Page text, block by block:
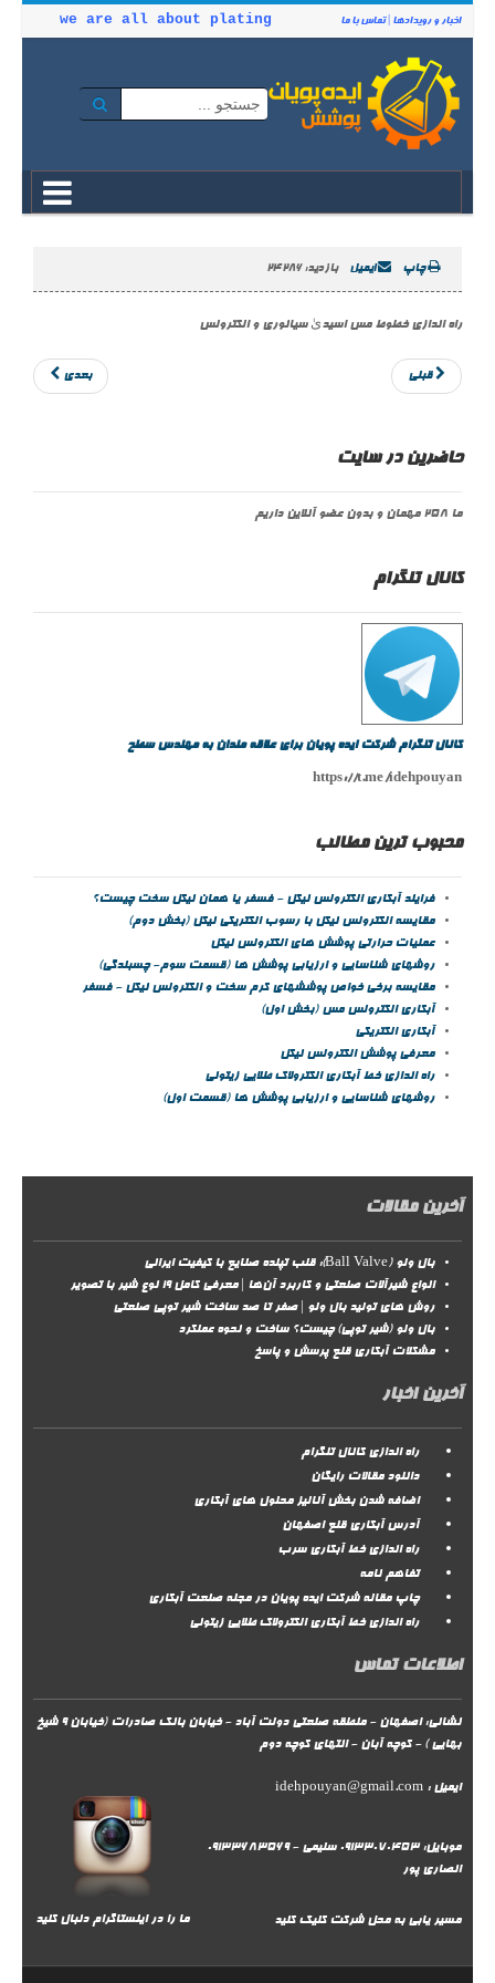
اخبار و رویدادها |تماس با ما we are all about plating
بازدید: 24286 چاپ ایمیل
راه اندازی خطوط مس اسیدیٰ سیانوری و الکترولس
قبلی بعدی
حاضرین در سایت
ما 258 مهمان و بدون عضو آنلاین داریم
کانال تلگرام
کانال تلگرام شرکت ایده پویان برای علاقه مندان به مهندس سطح
https://t.me/idehpouyan
محبوب ترین مطالب
فرایند آبکاری الکترولس نیکل - فسفر یا همان نیکل سخت چیست؟
مقايسه الکترولس نيکل با رسوب الکتريکی نيکل (بخش دوم)
عمليات حرارتي پوشش هاي الکترولس نيکل
روشهای شناسایی و ارزیابی پوشش ها (قسمت سوم- چسبندگی)
مقايسه برخي خواص پوششهاي كرم سخت و الكترولس نيكل - فسفر
آبکاری الکترولس مس (بخش اول)
آبکاری الکتریکی
معرفی پوشش الکترولس نیکل
راه اندازی خط آبکاری الکترولاک طلایی زیتونی
روشهای شناسایی و ارزیابی پوشش ها (قسمت اول)
آخرین مقالات
بال ولو (Ball Valve): قلب تپنده صنایع با کیفیت ایرانی
انواع شیرآلات صنعتی و کاربرد آن‌ها | معرفی کامل ۱۹ نوع شیر با تصویر
روش‌ های تولید بال ولو | صفر تا صد ساخت شیر توپی صنعتی
بال ولو (شیر توپی) چیست؟ ساخت و نحوه عملکرد
مشکلات آبکاری قلع پرسش و پاسخ
آخرین اخبار
راه اندازی کانال تلگرام
دانلود مقالات رایگان
اضافه شدن بخش آنالیز محلول های آبکاری
آدرس آبکاری قلع اصفهان
راه اندازی خط آبکاری سرب
تفاهم نامه
چاپ مقاله شرکت ایده پویان در مجله صنعت آبکاری
راه اندازی خط آبکاری الکترولاک طلایی زیتونی
اطلاعات تماس
نشانی: اصفهان - منطقه صنعتی دولت آباد - خیابان بانک صادرات (خیابان 9 شیخ
بهایی ) - کوچه آبان - انتهای کوچه دوم
ایمیل : idehpouyan@gmail.com
ما را در اینستاگرام دنبال کنید
موبایل: 09133070453 سلیمی - 09133683569
انصاری پور
مسیر یابی به محل شرکتکلیک کنید